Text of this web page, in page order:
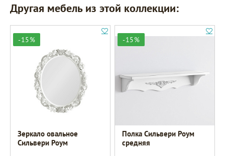
Другая мебель из этой коллекции:
-15%
Зеркало овальное
Сильвери Роум
-15%
Полка Сильвери Роум
средняя